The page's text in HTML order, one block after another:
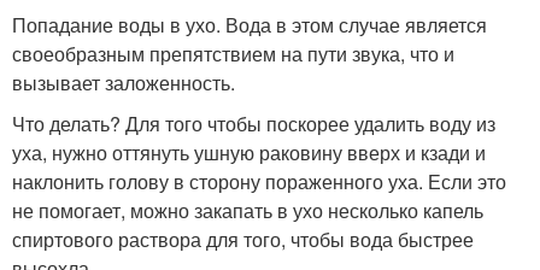
Попадание воды в ухо. Вода в этом случае является
своеобразным препятствием на пути звука, что и
вызывает заложенность.
Что делать? Для того чтобы поскорее удалить воду из
уха, нужно оттянуть ушную раковину вверх и кзади и
наклонить голову в сторону пораженного уха. Если это
не помогает, можно закапать в ухо несколько капель
спиртового раствора для того, чтобы вода быстрее